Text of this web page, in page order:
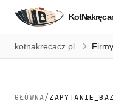
kotnakrecacz.pl Firmy
GŁÓWNA/